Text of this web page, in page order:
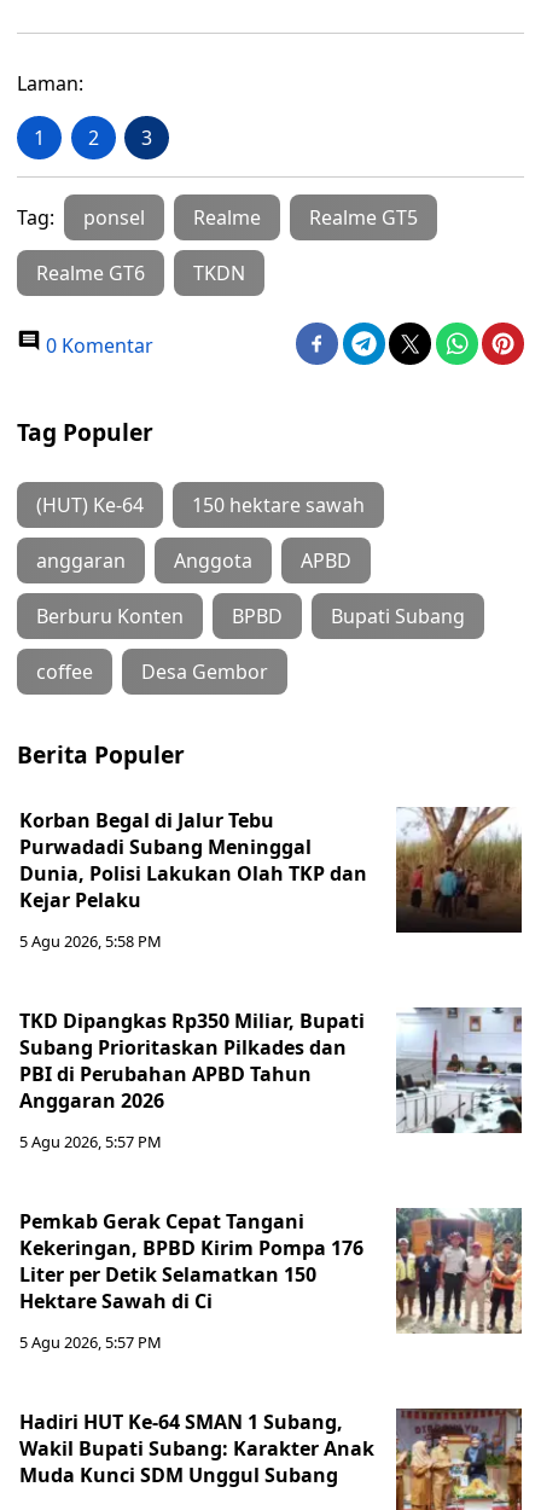
Laman:
1 2 3
Tag: ponsel Realme Realme GT5
Realme GT6 TKDN
0 Komentar
Tag Populer
(HUT) Ke-64 150 hektare sawah
anggaran Anggota APBD
Berburu Konten BPBD Bupati Subang
coffee Desa Gembor
Berita Populer
Korban Begal di Jalur Tebu
Purwadadi Subang Meninggal
Dunia, Polisi Lakukan Olah TKP dan
Kejar Pelaku
5 Agu 2026, 5:58 PM
TKD Dipangkas Rp350 Miliar, Bupati
Subang Prioritaskan Pilkades dan
PBI di Perubahan APBD Tahun
Anggaran 2026
5 Agu 2026, 5:57 PM
Pemkab Gerak Cepat Tangani
Kekeringan, BPBD Kirim Pompa 176
Liter per Detik Selamatkan 150
Hektare Sawah di Ci
5 Agu 2026, 5:57 PM
Hadiri HUT Ke-64 SMAN 1 Subang,
Wakil Bupati Subang: Karakter Anak
Muda Kunci SDM Unggul Subang